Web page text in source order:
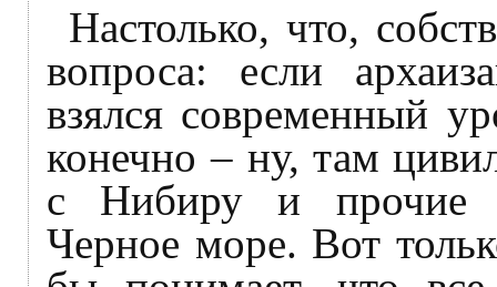
Настолько, что,
вопроса: если
взялся современный
конечно – ну, там
с Нибиру и прочие
Черное море. Вот